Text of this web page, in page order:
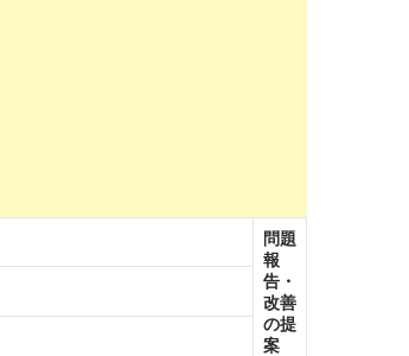
問題
報
告・
改善
の提
案